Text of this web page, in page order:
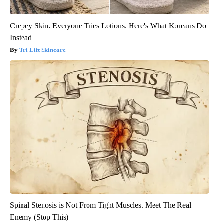
Crepey Skin: Everyone Tries Lotions. Here's What Koreans Do
Instead
Tri Lift Skincare
Spinal Stenosis is Not From Tight Muscles. Meet The Real
Enemy (Stop This)